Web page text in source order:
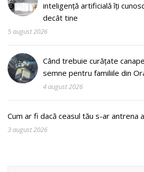
inteligență artificială îți
decât tine
5 august 2026
Când trebuie curățate
semne pentru familiile din
4 august 2026
Cum ar fi dacă ceasul tău s-ar antrena
3 august 2026